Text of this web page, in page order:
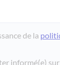
de la
informé(e)